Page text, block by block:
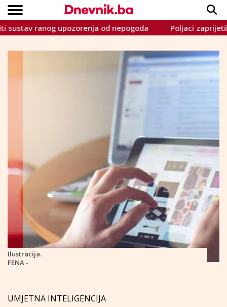
VIJESTI
SPORT
INTERVIEW
TEME
CRNA KRONIKA
LIFESTYLE
Copyright © Dnevnik.ba 2023.
upozorenja od nepogoda Poljaci zaprijetili Putinu
Ilustracija.
FENA -
UMJETNA INTELIGENCIJA